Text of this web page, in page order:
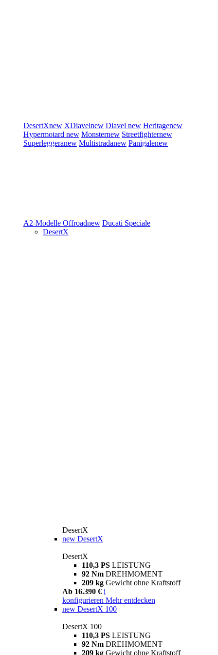
DesertXnew XDiavelnew Diavel new Heritagenew
Hypermotard new Monsternew Streetfighternew
Superleggeranew Multistradanew Panigalenew
A2-Modelle Offroadnew Ducati Speciale
DesertX
DesertX
new DesertX
DesertX
110,3 PS LEISTUNG
92 Nm DREHMOMENT
209 kg Gewicht ohne Kraftstoff
Ab 16.390 € i
konfigurieren Mehr entdecken
new DesertX 100
DesertX 100
110,3 PS LEISTUNG
92 Nm DREHMOMENT
209 kg Gewicht ohne Kraftstoff